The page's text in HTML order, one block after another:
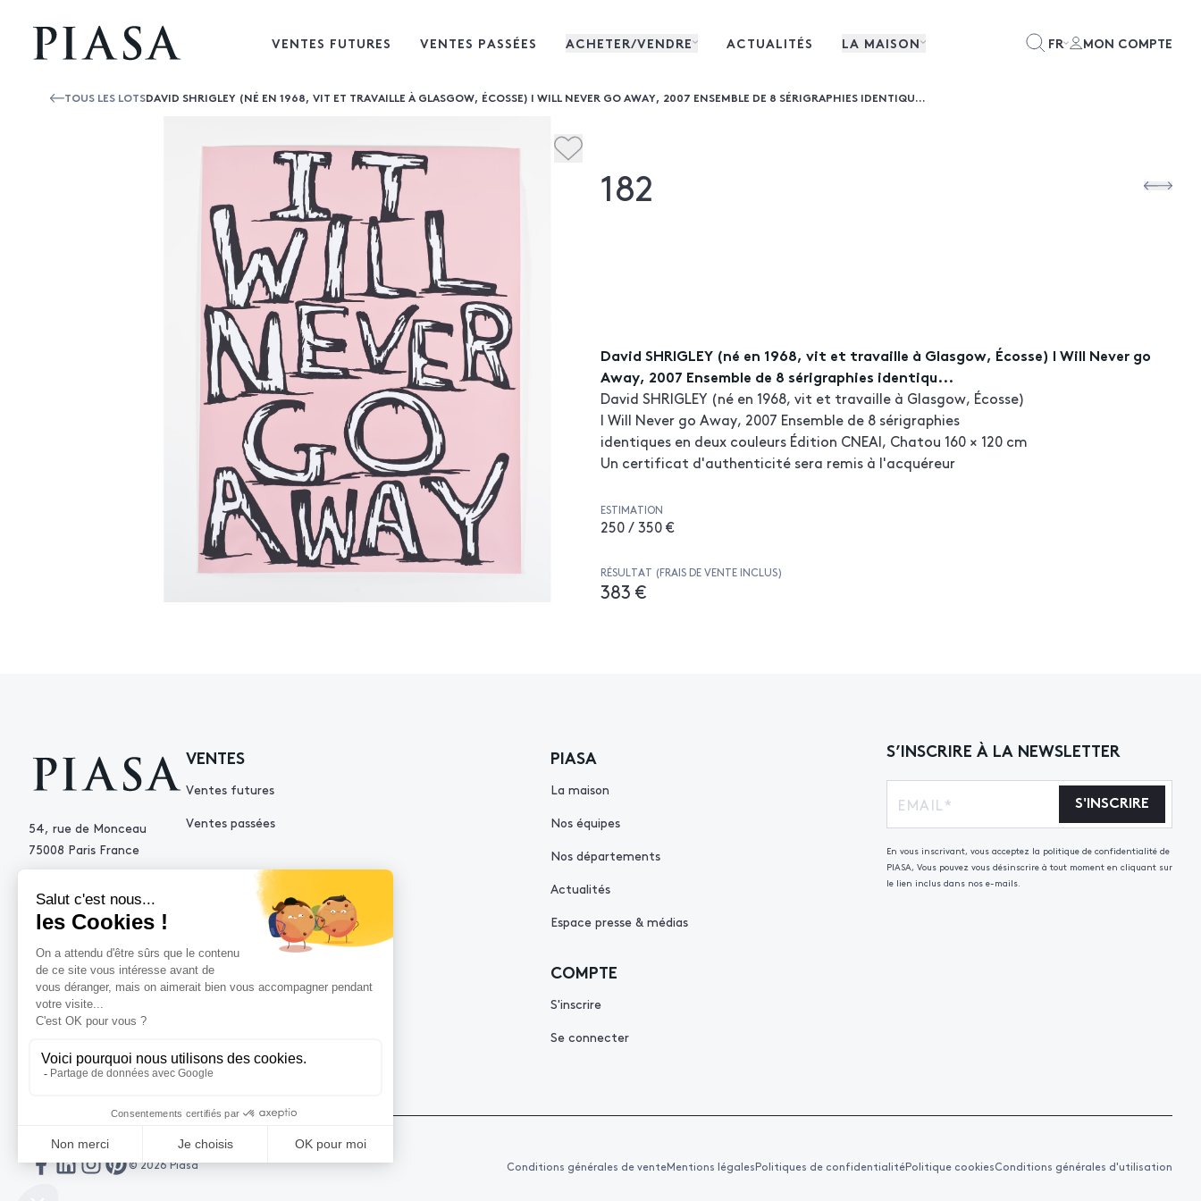
VENTES FUTURES VENTES PASSÉES ACHETER/VENDRE ACTUALITÉS LA MAISON FR MON COMPTE
TOUS LES LOTSDAVID SHRIGLEY (NÉ EN 1968, VIT ET TRAVAILLE À GLASGOW, ÉCOSSE) I WILL NEVER GO AWAY, 2007 ENSEMBLE DE 8 SÉRIGRAPHIES IDENTIQU...
182
David SHRIGLEY (né en 1968, vit et travaille à Glasgow, Écosse) I Will Never go
Away, 2007 Ensemble de 8 sérigraphies identiqu...
David SHRIGLEY (né en 1968, vit et travaille à Glasgow, Écosse)
I Will Never go Away, 2007 Ensemble de 8 sérigraphies
identiques en deux couleurs Édition CNEAI, Chatou 160 × 120 cm
Un certificat d'authenticité sera remis à l'acquéreur
ESTIMATION
250 / 350 €
RÉSULTAT (FRAIS DE VENTE INCLUS)
383 €
54, rue de Monceau
75008 Paris France
contact@piasa.fr
VENTES
Ventes futures
Ventes passées
PIASA
La maison
Nos équipes
Nos départements
Actualités
Espace presse & médias
AIDE
Demande d’estimation
COMPTE
S'inscrire
Se connecter
S’INSCRIRE À LA NEWSLETTER
S'INSCRIRE
En vous inscrivant, vous acceptez la politique de confidentialité de
PIASA, Vous pouvez vous désinscrire à tout moment en cliquant sur
le lien inclus dans nos e-mails.
© 2026 Piasa Conditions générales de venteMentions légalesPolitiques de confidentialitéPolitique cookiesConditions générales d'utilisation